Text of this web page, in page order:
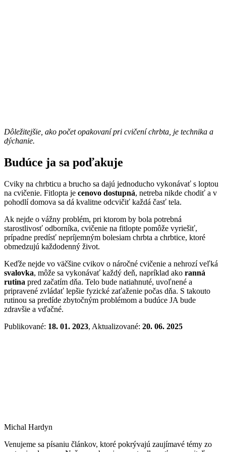
Dôležitejšie, ako počet opakovaní pri cvičení chrbta, je technika a
dýchanie.
Budúce ja sa poďakuje
Cviky na chrbticu a brucho sa dajú jednoducho vykonávať s loptou
na cvičenie. Fitlopta je cenovo dostupná, netreba nikde chodiť a v
pohodlí domova sa dá kvalitne odcvičiť každá časť tela.
Ak nejde o vážny problém, pri ktorom by bola potrebná
starostlivosť odborníka, cvičenie na fitlopte pomôže vyriešiť,
prípadne predísť nepríjemným bolesiam chrbta a chrbtice, ktoré
obmedzujú každodenný život.
Keďže nejde vo väčšine cvikov o náročné cvičenie a nehrozí veľká
svalovka, môže sa vykonávať každý deň, napríklad ako ranná
rutina pred začatím dňa. Telo bude natiahnuté, uvoľnené a
pripravené zvládať lepšie fyzické zaťaženie počas dňa. S takouto
rutinou sa predíde zbytočným problémom a budúce JA bude
zdravšie a vďačné.
Publikované: 18. 01. 2023, Aktualizované: 20. 06. 2025
Michal Hardyn
Venujeme sa písaniu článkov, ktoré pokrývajú zaujímavé témy zo